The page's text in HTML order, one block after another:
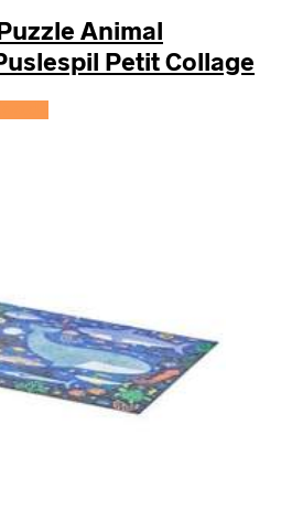
Animal
Petit Collage